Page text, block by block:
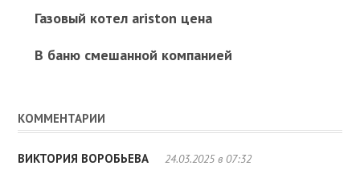
Газовый котел ariston цена
В баню смешанной компанией
КОММЕНТАРИИ
ВИКТОРИЯ ВОРОБЬЕВА 24.03.2025 в 07:32